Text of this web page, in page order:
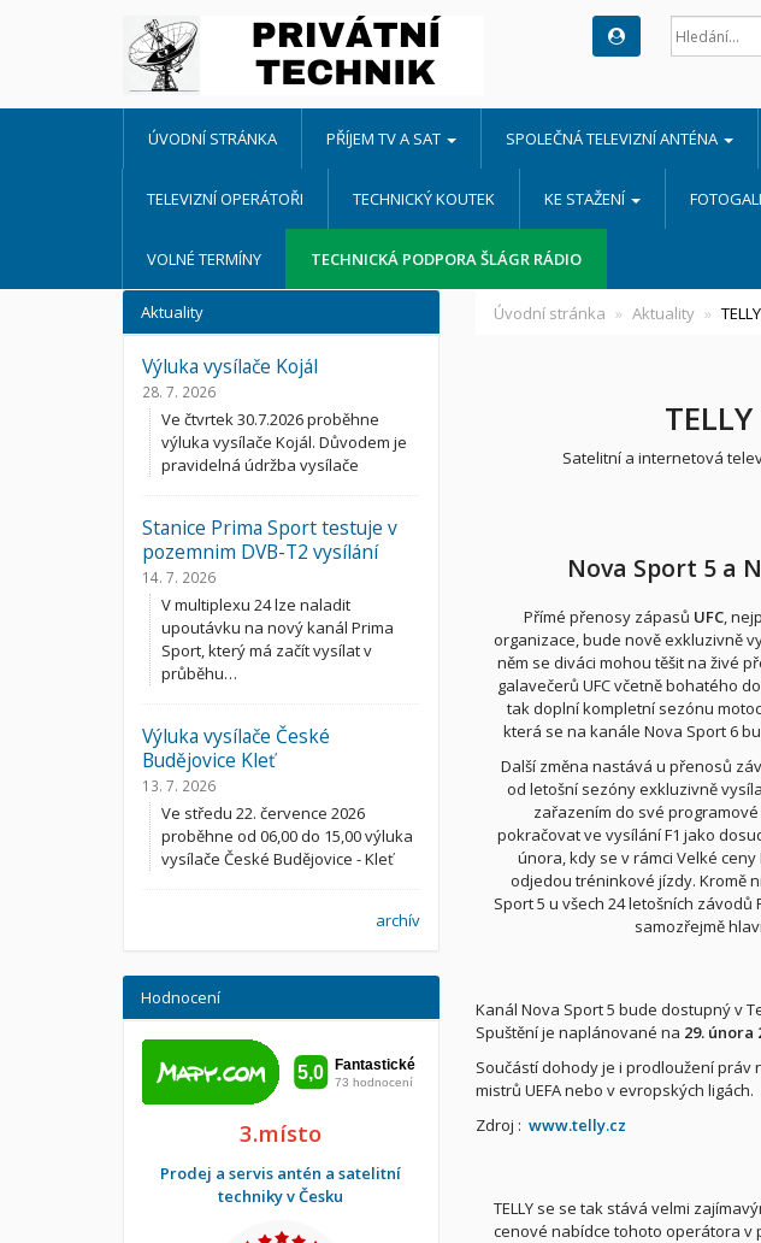
ÚVODNÍ STRÁNKA PŘÍJEM TV A SAT SPOLEČNÁ TELEVIZNÍ ANTÉNA
TELEVIZNÍ OPERÁTOŘI TECHNICKÝ KOUTEK KE STAŽENÍ
VOLNÉ TERMÍNY TECHNICKÁ PODPORA ŠLÁGR RÁDIO
Úvodní stránka Aktuality
Satelitní a internetová
Nova Sport 5 a
Přímé přenosy zápasů UFC,
organizace, bude nově exkluzivně
něm se diváci mohou těšit na živé
galavečerů UFC včetně bohatého
tak doplní kompletní sezónu
která se na kanále Nova Sport 6
Další změna nastává u přenosů
od letošní sezóny exkluzivně
zařazením do své
pokračovat ve vysílání F1 jako
února, kdy se v rámci Velké
odjedou tréninkové jízdy. Kromě
Sport 5 u všech 24 letošních závodů
samozřejmě
Kanál Nova Sport 5 bude dostupný v
Spuštění je naplánované na 29. února
Součástí dohody je i prodloužení práv
mistrů UEFA nebo v evropských ligách.
Zdroj : www.telly.cz
TELLY se se tak stává velmi
cenové nabídce tohoto operátora v
Aktuality
Výluka vysílače Kojál
28. 7. 2026
Ve čtvrtek 30.7.2026 proběhne
výluka vysílače Kojál. Důvodem je
pravidelná údržba vysílače
Stanice Prima Sport testuje v
pozemnim DVB-T2 vysílání
14. 7. 2026
V multiplexu 24 lze naladit
upoutávku na nový kanál Prima
Sport, který má začít vysílat v
průběhu…
Výluka vysílače České
Budějovice Kleť
13. 7. 2026
Ve středu 22. července 2026
proběhne od 06,00 do 15,00 výluka
vysílače České Budějovice - Kleť
archív
Hodnocení
3.místo
Prodej a servis antén a satelitní
techniky v Česku